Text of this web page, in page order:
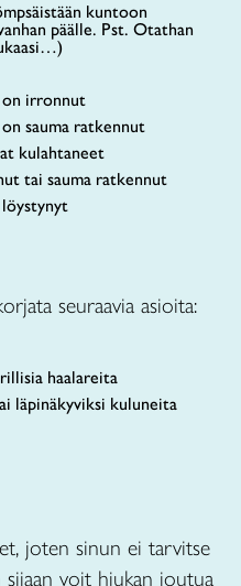
kuntoon
päälle. Pst. Otathan
on irronnut
sauma ratkennut
kulahtaneet
tai sauma ratkennut
löystynyt
seuraavia asioita:
haalareita
läpinäkyviksi kuluneita
joten sinun ei tarvitse
sijaan voit hiukan joutua